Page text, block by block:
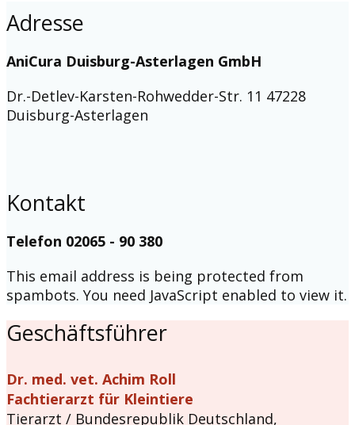
Adresse
AniCura Duisburg-Asterlagen GmbH
Dr.-Detlev-Karsten-Rohwedder-Str. 11 47228
Duisburg-Asterlagen
Kontakt
Telefon 02065 - 90 380
This email address is being protected from
spambots. You need JavaScript enabled to view it.
Geschäftsführer
Dr. med. vet. Achim Roll
Fachtierarzt für Kleintiere
Tierarzt / Bundesrepublik Deutschland,